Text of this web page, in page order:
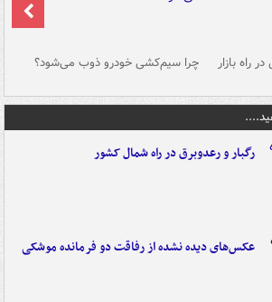
راه بازار چرا سیم‌کشی خودرو ذوب می‌شود؟
رگبار و رعدوبرق در راه شمال کشور
عکس‌های دیده نشده از رفاقت دو فرمانده‌ موشکی